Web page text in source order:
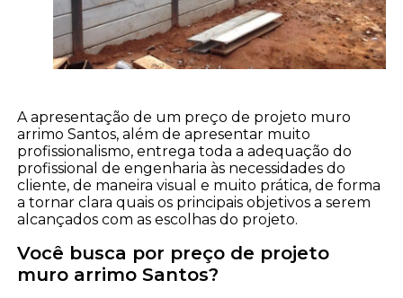
A apresentação de um preço de projeto muro
arrimo Santos, além de apresentar muito
profissionalismo, entrega toda a adequação do
profissional de engenharia às necessidades do
cliente, de maneira visual e muito prática, de forma
a tornar clara quais os principais objetivos a serem
alcançados com as escolhas do projeto.
Você busca por preço de projeto
muro arrimo Santos?